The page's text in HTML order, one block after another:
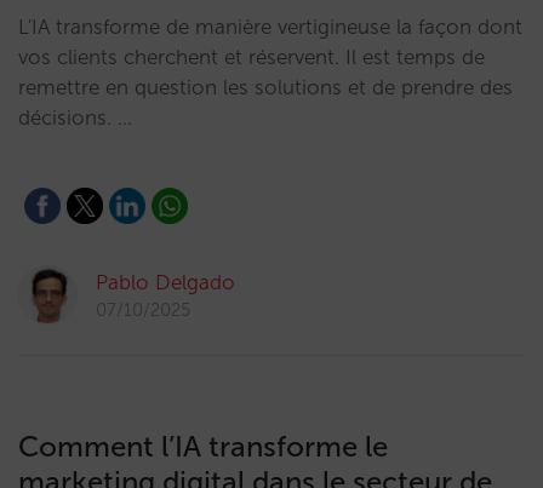
L'IA transforme de manière vertigineuse la façon dont
vos clients cherchent et réservent. Il est temps de
remettre en question les solutions et de prendre des
décisions. …
Pablo Delgado
07/10/2025
Comment l’IA transforme le